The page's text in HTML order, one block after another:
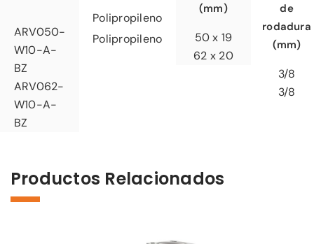
ARV050-
W10-A-
BZ
ARV062-
W10-A-
BZ
Polipropileno
Polipropileno
(mm)
50 x 19
62 x 20
de
rodadura
(mm)
3/8
3/8
Productos Relacionados